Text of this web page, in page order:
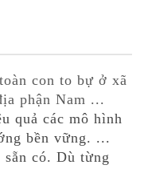
con to bự ở xã
phận Nam ...
quả các mô hình
bền vững. ...
sẵn có. Dù từng